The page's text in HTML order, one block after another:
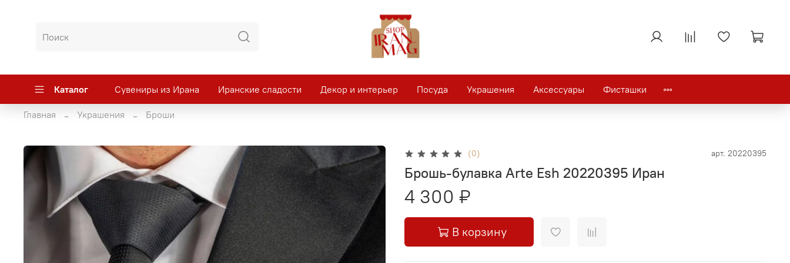
Каталог Сувениры из Ирана Иранские сладости Декор и интерьер Посуда Украшения Аксессуары Фисташки
Главная Украшения Броши
(0) арт. 20220395
Брошь-булавка Arte Esh 20220395 Иран
4 300 ₽
В корзину